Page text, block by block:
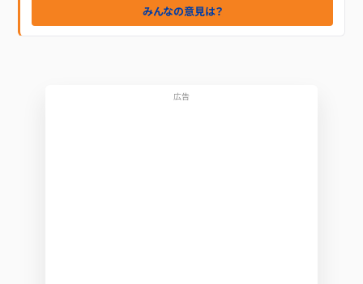
みんなの意見は？
広告